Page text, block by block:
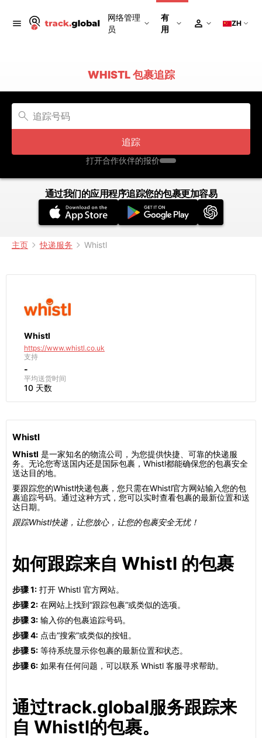
网络管理
员
有
用
ZH
WHISTL 包裹追踪
追踪
打开合作伙伴的报价
通过我们的应用程序追踪您的包裹更加容易
主页 快递服务 Whistl
Whistl
https://www.whistl.co.uk
支持
-
平均送货时间
10 天数
Whistl
Whistl 是一家知名的物流公司，为您提供快捷、可靠的快递服
务。无论您寄送国内还是国际包裹，Whistl都能确保您的包裹安全
送达目的地。
要跟踪您的Whistl快递包裹，您只需在Whistl官方网站输入您的包
裹追踪号码。通过这种方式，您可以实时查看包裹的最新位置和送
达日期。
跟踪Whistl快递，让您放心，让您的包裹安全无忧！
如何跟踪来自 Whistl 的包裹
步骤 1: 打开 Whistl 官方网站。
步骤 2: 在网站上找到“跟踪包裹”或类似的选项。
步骤 3: 输入你的包裹追踪号码。
步骤 4: 点击“搜索”或类似的按钮。
步骤 5: 等待系统显示你包裹的最新位置和状态。
步骤 6: 如果有任何问题，可以联系 Whistl 客服寻求帮助。
通过track.global服务跟踪来
自 Whistl的包裹。